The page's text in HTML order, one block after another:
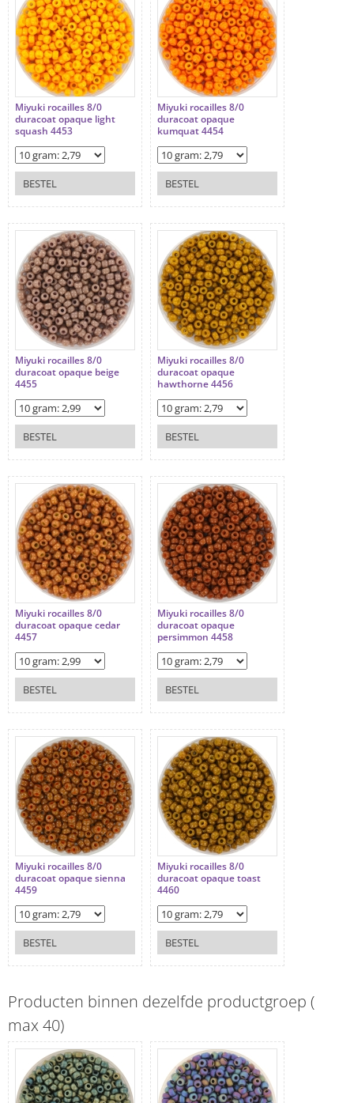
Miyuki rocailles 8/0
duracoat opaque light
squash 4453
BESTEL
Miyuki rocailles 8/0
duracoat opaque
kumquat 4454
BESTEL
Miyuki rocailles 8/0
duracoat opaque beige
4455
BESTEL
Miyuki rocailles 8/0
duracoat opaque
hawthorne 4456
BESTEL
Miyuki rocailles 8/0
duracoat opaque cedar
4457
BESTEL
Miyuki rocailles 8/0
duracoat opaque
persimmon 4458
BESTEL
Miyuki rocailles 8/0
duracoat opaque sienna
4459
BESTEL
Miyuki rocailles 8/0
duracoat opaque toast
4460
BESTEL
Producten binnen dezelfde productgroep (
max 40)